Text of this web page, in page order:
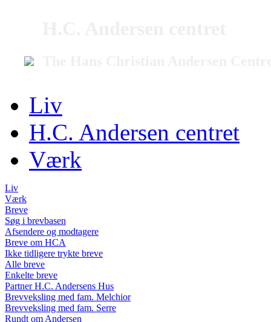
Liv
H.C. Andersen centret
Værk
Liv
Værk
Breve
Søg i brevbasen
Afsendere og modtagere
Breve om HCA
Ikke tidligere trykte breve
Alle breve
Enkelte breve
Partner H.C. Andersens Hus
Brevveksling med fam. Melchior
Brevveksling med fam. Serre
Rundt om Andersen